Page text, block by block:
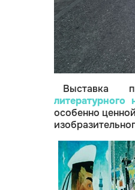
Выставка
литературного
особенно